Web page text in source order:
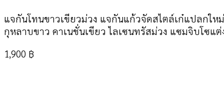
แจกันโทนขาวเขียวม่วง แจกันแก้วจัดสไตล์เก๋แปลกใ
กุหลาบขาว คาเนชั่นเขียว ไลเซนทรัสม่วง แซมจิบโซ
1,900 ฿